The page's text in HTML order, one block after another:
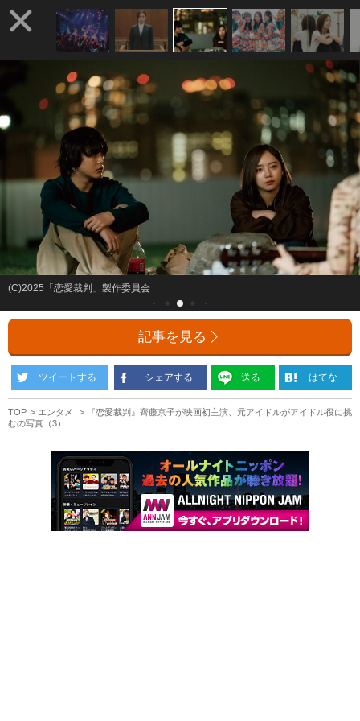
(C)2025「恋愛裁判」製作委員会
記事を見る
ツイートする シェアする 送る はてな
TOP エンタメ
『恋愛裁判』齊藤京子が映画初主演、元アイドルがアイドル役に挑
むの写真（3）